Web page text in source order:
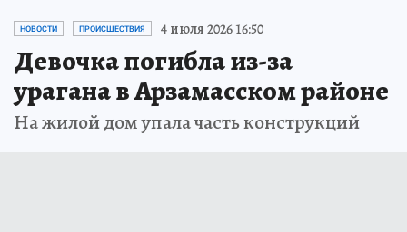
НОВОСТИ ПРОИСШЕСТВИЯ 4 июля 2026 16:50
Девочка погибла из-за
урагана в Арзамасском районе
На жилой дом упала часть конструкций